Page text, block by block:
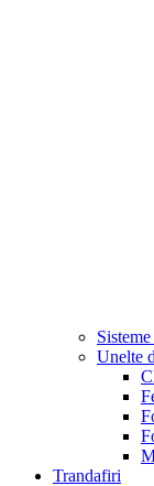
Unelte
Trandafiri